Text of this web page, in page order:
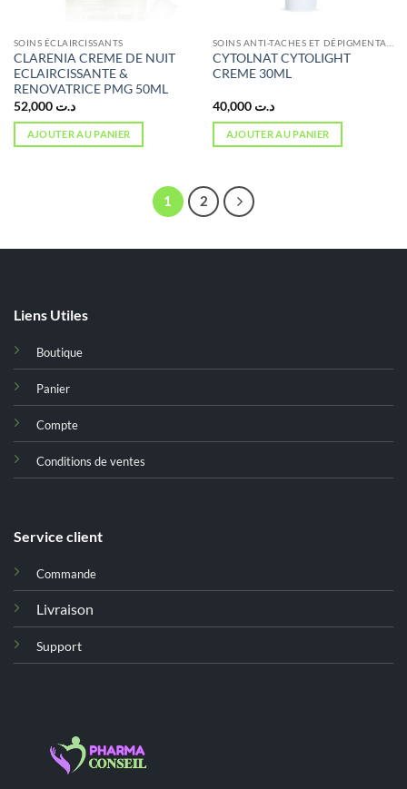
SOINS ÉCLAIRCISSANTS
CLARENIA CREME DE NUIT
ECLAIRCISSANTE &
RENOVATRICE PMG 50ML
د.ت 52,000
AJOUTER AU PANIER
SOINS ANTI-TACHES ET DÉPIGMENTANTS
CYTOLNAT CYTOLIGHT
CREME 30ML
د.ت 40,000
AJOUTER AU PANIER
1 2
Liens Utiles
Boutique
Panier
Compte
Conditions de ventes
Service client
Commande
Livraison
Support